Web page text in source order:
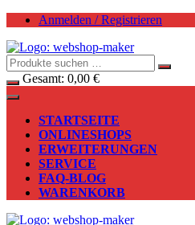
Zum
springen
Anmelden / Registrieren
Gesamt: 0,00 €
STARTSEITE
ONLINESHOPS
ERWEITERUNGEN
SERVICE
FAQ-BLOG
WARENKORB